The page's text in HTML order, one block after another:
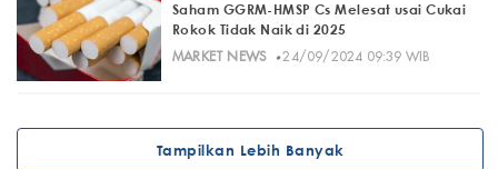
Saham GGRM-HMSP Cs Melesat usai Cukai
Rokok Tidak Naik di 2025
MARKET NEWS· 24/09/2024 09:39 WIB
Tampilkan Lebih Banyak